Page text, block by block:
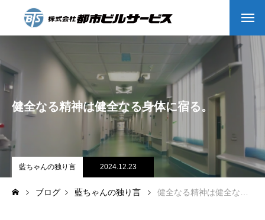
COMPANY
会社沿革
Message
BUSINESS
健全なる精神は健全なる身体に宿る。
藍ちゃんの独り言 2024.12.23
ブログ 藍ちゃんの独り言 健全なる精神は健全なる身体に宿る。